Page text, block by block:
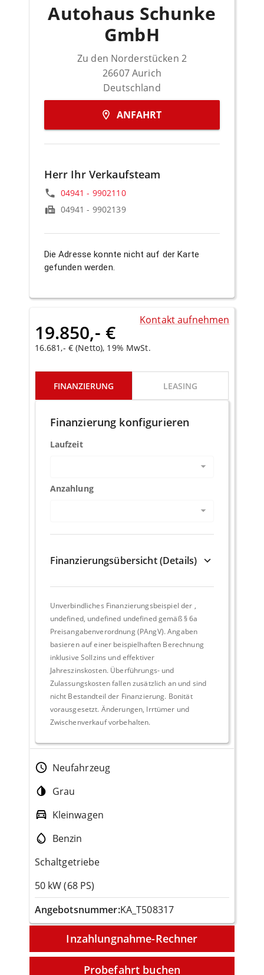
Autohaus Schunke
GmbH
Zu den Norderstücken 2
26607Aurich
Deutschland
ANFAHRT
Herr Ihr Verkaufsteam
04941 - 9902110
04941 - 9902139
Die Adresse konnte nicht auf der Karte
gefunden werden.
19.850,- €
16.681,- € (Netto), 19% MwSt.
Kontakt aufnehmen
FINANZIERUNG LEASING
Finanzierung konfigurieren
Laufzeit
Anzahlung
Finanzierungsübersicht (Details)
Unverbindliches Finanzierungsbeispiel der ,
undefined, undefined undefinedgemäß § 6a
Preisangabenverordnung (PAngV). Angaben
basieren auf einer beispielhaften Berechnung
inklusive Sollzins und effektiver
Jahreszinskosten. Überführungs- und
Zulassungskosten fallen zusätzlich an und sind
nicht Bestandteil der Finanzierung. Bonität
vorausgesetzt. Änderungen, Irrtümer und
Zwischenverkauf vorbehalten.
Neufahrzeug
Grau
Kleinwagen
Benzin
Schaltgetriebe
50 kW (68 PS)
Angebotsnummer:KA_T508317
Inzahlungnahme-Rechner
Probefahrt buchen